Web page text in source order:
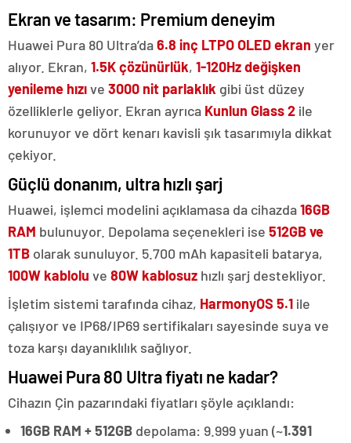
Ekran ve tasarım: Premium deneyim
Huawei Pura 80 Ultra’da6.8 inç LTPO OLED ekran yer
alıyor. Ekran, 1.5K çözünürlük, 1-120Hz değişken
yenileme hızıve 3000 nit parlaklık gibi üst düzey
özelliklerle geliyor. Ekran ayrıca Kunlun Glass 2 ile
korunuyor ve dört kenarı kavisli şık tasarımıyla dikkat
çekiyor.
Güçlü donanım, ultra hızlı şarj
Huawei, işlemci modelini açıklamasa da cihazda16GB
RAM bulunuyor. Depolama seçenekleri ise 512GB ve
1TB olarak sunuluyor. 5.700 mAh kapasiteli batarya,
100W kablolu ve 80W kablosuz hızlı şarj destekliyor.
İşletim sistemi tarafında cihaz, HarmonyOS 5.1 ile
çalışıyor ve IP68/IP69 sertifikaları sayesinde suya ve
toza karşı dayanıklılık sağlıyor.
Huawei Pura 80 Ultra fiyatı ne kadar?
Cihazın Çin pazarındaki fiyatları şöyle açıklandı:
16GB RAM + 512GB depolama: 9.999 yuan (~1.391